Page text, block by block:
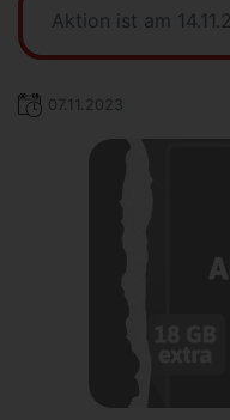
Aktion ist am
07.11.2023